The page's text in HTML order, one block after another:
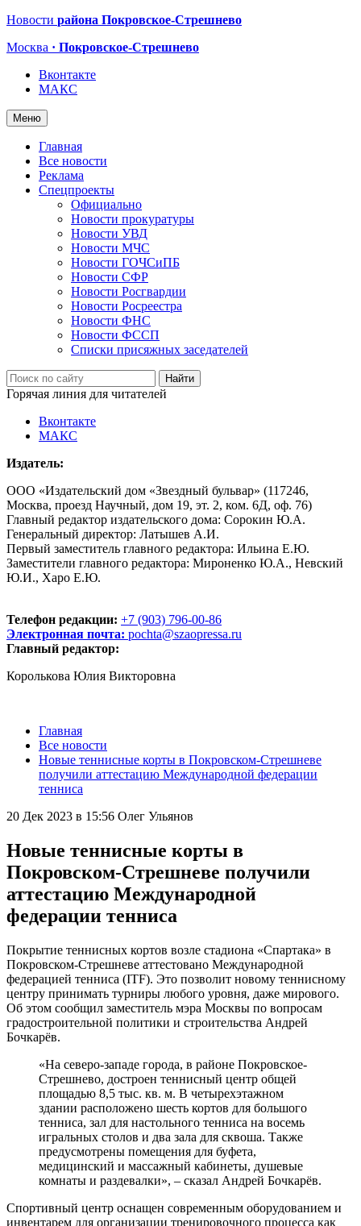
Новости района Покровское-Стрешнево
Москва · Покровское-Стрешнево
Вконтакте
МАКС
Меню
Главная
Все новости
Реклама
Спецпроекты
Официально
Новости прокуратуры
Новости УВД
Новости МЧС
Новости ГОЧСиПБ
Новости СФР
Новости Росгвардии
Новости Росреестра
Новости ФНС
Новости ФССП
Списки присяжных заседателей
Горячая линия для читателей
Вконтакте
МАКС
Издатель:
ООО «Издательский дом «Звездный бульвар» (117246,
Москва, проезд Научный, дом 19, эт. 2, ком. 6Д, оф. 76)
Главный редактор издательского дома: Сорокин Ю.А.
Генеральный директор: Латышев А.И.
Первый заместитель главного редактора: Ильина Е.Ю.
Заместители главного редактора: Мироненко Ю.А., Невский
Ю.И., Харо Е.Ю.
Телефон редакции: +7 (903) 796-00-86
Электронная почта: pochta@szaopressa.ru
Главный редактор:
Королькова Юлия Викторовна
Главная
Все новости
Новые теннисные корты в Покровском-Стрешневе
получили аттестацию Международной федерации
тенниса
20 Дек 2023 в 15:56 Олег Ульянов
Новые теннисные корты в
Покровском-Стрешневе получили
аттестацию Международной
федерации тенниса
Покрытие теннисных кортов возле стадиона «Спартака» в
Покровском-Стрешневе аттестовано Международной
федерацией тенниса (ITF). Это позволит новому теннисному
центру принимать турниры любого уровня, даже мирового.
Об этом сообщил заместитель мэра Москвы по вопросам
градостроительной политики и строительства Андрей
Бочкарёв.
«На северо-западе города, в районе Покровское-
Стрешнево, достроен теннисный центр общей
площадью 8,5 тыс. кв. м. В четырехэтажном
здании расположено шесть кортов для большого
тенниса, зал для настольного тенниса на восемь
игральных столов и два зала для сквоша. Также
предусмотрены помещения для буфета,
медицинский и массажный кабинеты, душевые
комнаты и раздевалки», – сказал Андрей Бочкарёв.
Спортивный центр оснащен современным оборудованием и
инвентарем для организации тренировочного процесса как